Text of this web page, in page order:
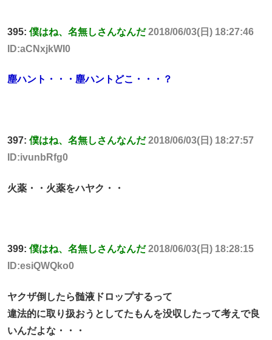
395: 僕はね、名無しさんなんだ 2018/06/03(日) 18:27:46
ID:aCNxjkWI0
塵ハント・・・塵ハントどこ・・・？
397: 僕はね、名無しさんなんだ 2018/06/03(日) 18:27:57
ID:ivunbRfg0
火薬・・火薬をハヤク・・
399: 僕はね、名無しさんなんだ 2018/06/03(日) 18:28:15
ID:esiQWQko0
ヤクザ倒したら髄液ドロップするって
違法的に取り扱おうとしてたもんを没収したって考えで良
いんだよな・・・